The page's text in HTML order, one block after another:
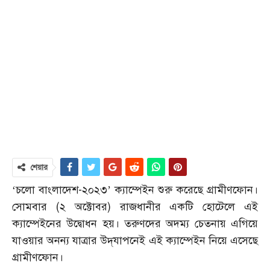
শেয়ার
‘চলো বাংলাদেশ-২০২৩’ ক্যাম্পেইন শুরু করেছে গ্রামীণফোন।
সোমবার (২ অক্টোবর) রাজধানীর একটি হোটেলে এই
ক্যাম্পেইনের উদ্বোধন হয়। তরুণদের অদম্য চেতনায় এগিয়ে
যাওয়ার অনন্য যাত্রার উদ্‌যাপনেই এই ক্যাম্পেইন নিয়ে এসেছে
গ্রামীণফোন।